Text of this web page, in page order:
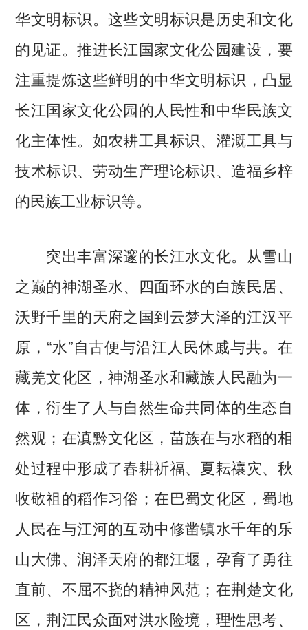
华文明标识。这些文明标识是历史和文化
的见证。推进长江国家文化公园建设，要
注重提炼这些鲜明的中华文明标识，凸显
长江国家文化公园的人民性和中华民族文
化主体性。如农耕工具标识、灌溉工具与
技术标识、劳动生产理论标识、造福乡梓
的民族工业标识等。
突出丰富深邃的长江水文化。从雪山
之巅的神湖圣水、四面环水的白族民居、
沃野千里的天府之国到云梦大泽的江汉平
原，“水”自古便与沿江人民休戚与共。在
藏羌文化区，神湖圣水和藏族人民融为一
体，衍生了人与自然生命共同体的生态自
然观；在滇黔文化区，苗族在与水稻的相
处过程中形成了春耕祈福、夏耘禳灾、秋
收敬祖的稻作习俗；在巴蜀文化区，蜀地
人民在与江河的互动中修凿镇水千年的乐
山大佛、润泽天府的都江堰，孕育了勇往
直前、不屈不挠的精神风范；在荆楚文化
区，荆江民众面对洪水险境，理性思考、